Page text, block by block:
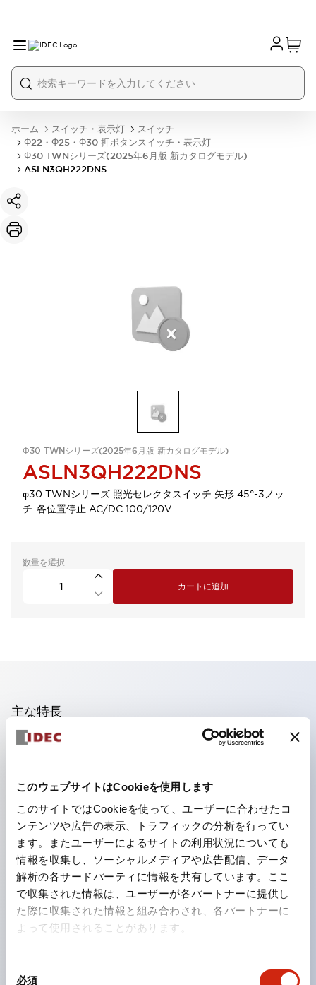
このウェブサイトはCookieを使用します
このサイトではCookieを使って、ユーザーに合わせたコ
ンテンツや広告の表示、トラフィックの分析を行ってい
ます。またユーザーによるサイトの利用状況についても
情報を収集し、ソーシャルメディアや広告配信、データ
解析の各サードパーティに情報を共有しています。ここ
で収集された情報は、ユーザーが各パートナーに提供し
た際に収集された情報と組み合わされ、各パートナーに
よって使用されることがあります。
必須
ホーム スイッチ・表示灯
スイッチ
Φ22・Φ25・Φ30 押ボタンスイッチ・表示灯
Φ30 TWNシリーズ(2025年6月版 新カタログモデル)
ASLN3QH222DNS
Φ30 TWNシリーズ(2025年6月版 新カタログモデル)
ASLN3QH222DNS
φ30 TWNシリーズ 照光セレクタスイッチ 矢形 45°-3ノッ
チ-各位置停止 AC/DC 100/120V
数量を選択
カートに追加
主な特長
照光ユニットの低電圧タイプ(6～24Vタイプ)は2026
フィンガープロテクション構造、ねじアップ端子構造、
保護構造IP20に対応したHW-U形コンタクトブロック
を搭載。
高電圧タイプのLED球が搭載可能になり、ダイレクト
タイプの定格使用電圧が最大240Vまで対応可能になり
ました。
ひとつで6色の役をこなすLED球（LSRD球）。これま
UL、CSA、TÜV、CCC認証品。